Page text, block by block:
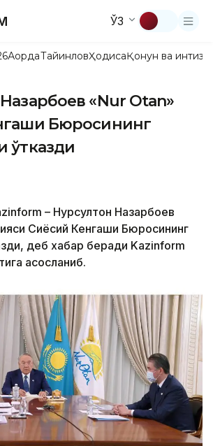
ЎЗ
АқордаТайинловҲодисаҚонун ва
«Nur Otan»
Бюросининг
ўтказди
– Нурсултон Назарбоев
Сиёсий Кенгаши Бюросининг
деб хабар беради Kazinform
асосланиб.